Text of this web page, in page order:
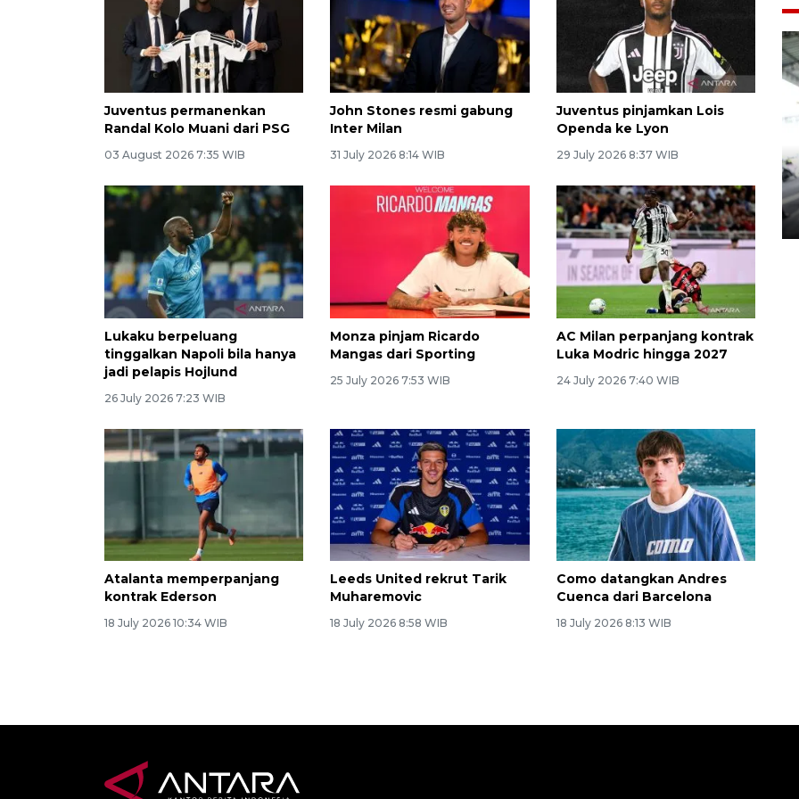
Juventus permanenkan
Randal Kolo Muani dari PSG
03 August 2026 7:35 WIB
John Stones resmi gabung
Inter Milan
31 July 2026 8:14 WIB
Juventus pinjamkan Lois
Openda ke Lyon
29 July 2026 8:37 WIB
Lukaku berpeluang
tinggalkan Napoli bila hanya
jadi pelapis Hojlund
26 July 2026 7:23 WIB
Monza pinjam Ricardo
Mangas dari Sporting
25 July 2026 7:53 WIB
AC Milan perpanjang kontrak
Luka Modric hingga 2027
24 July 2026 7:40 WIB
Atalanta memperpanjang
kontrak Ederson
18 July 2026 10:34 WIB
Leeds United rekrut Tarik
Muharemovic
18 July 2026 8:58 WIB
Como datangkan Andres
Cuenca dari Barcelona
18 July 2026 8:13 WIB
2026
03 August 2026 12:31 WIB